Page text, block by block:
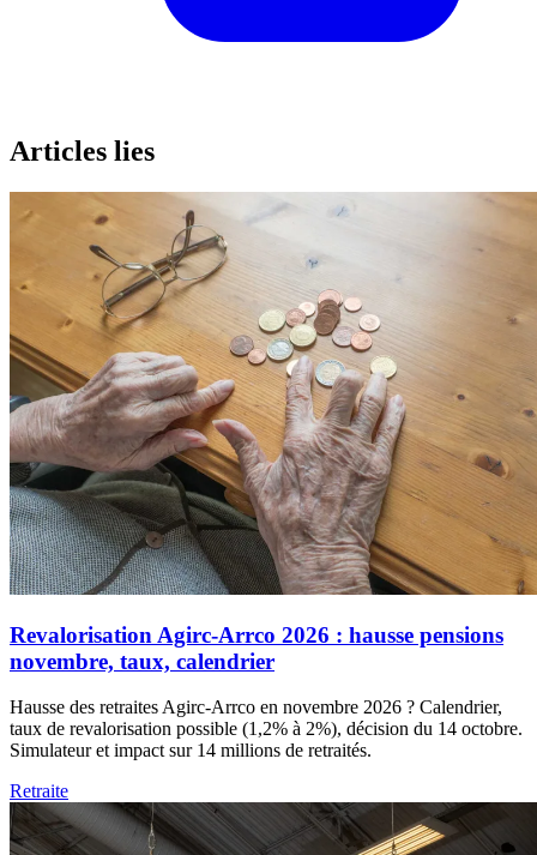
Articles lies
Revalorisation Agirc-Arrco 2026 : hausse pensions
novembre, taux, calendrier
Hausse des retraites Agirc-Arrco en novembre 2026 ? Calendrier,
taux de revalorisation possible (1,2% à 2%), décision du 14 octobre.
Simulateur et impact sur 14 millions de retraités.
Retraite